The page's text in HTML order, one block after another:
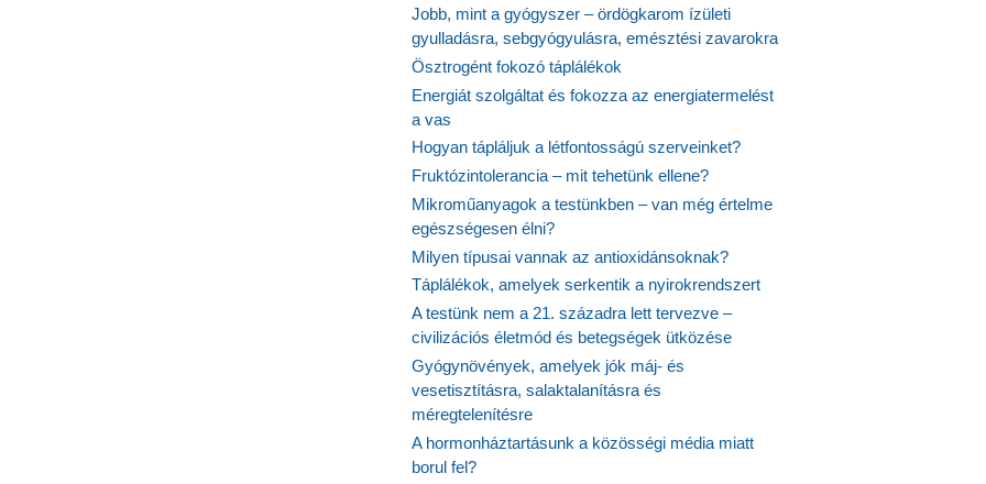
Jobb, mint a gyógyszer – ördögkarom ízületi
gyulladásra, sebgyógyulásra, emésztési zavarokra
Ösztrogént fokozó táplálékok
Energiát szolgáltat és fokozza az energiatermelést
a vas
Hogyan tápláljuk a létfontosságú szerveinket?
Fruktózintolerancia – mit tehetünk ellene?
Mikroműanyagok a testünkben – van még értelme
egészségesen élni?
Milyen típusai vannak az antioxidánsoknak?
Táplálékok, amelyek serkentik a nyirokrendszert
A testünk nem a 21. századra lett tervezve –
civilizációs életmód és betegségek ütközése
Gyógynövények, amelyek jók máj- és
vesetisztításra, salaktalanításra és
méregtelenítésre
A hormonháztartásunk a közösségi média miatt
borul fel?